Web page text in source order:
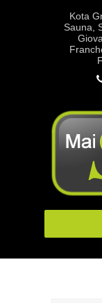
Kota
Sauna,